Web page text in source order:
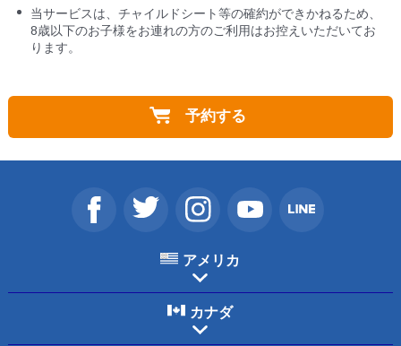
当サービスは、チャイルドシート等の確約ができかねるため、
8歳以下のお子様をお連れの方のご利用はお控えいただいてお
ります。
予約する
アメリカ
カナダ